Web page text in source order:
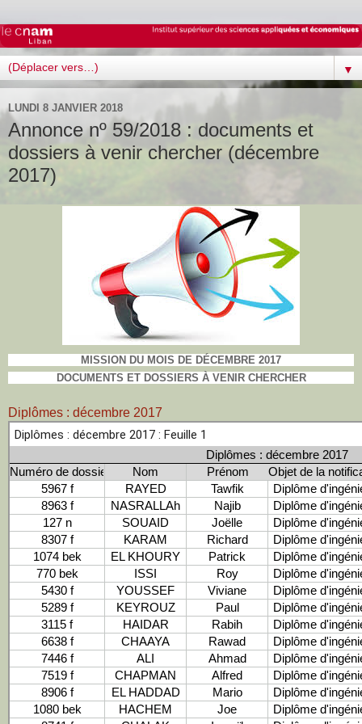
▼
LUNDI 8 JANVIER 2018
Annonce nº 59/2018 : documents et
dossiers à venir chercher (décembre
2017)
MISSION DU MOIS DE DÉCEMBRE 2017
DOCUMENTS ET DOSSIERS À VENIR CHERCHER
Diplômes : décembre 2017